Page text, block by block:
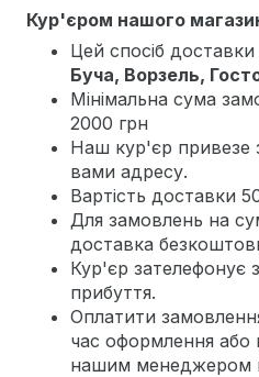
Кур'єром нашого
Цей спосіб
Буча, Ворзель,
Мінімальна сума
2000 грн
Наш кур'єр привезе
вами адресу.
Вартість доставки
Для замовлень на
доставка
Кур'єр зателефонує
прибуття.
Оплатити
час оформлення або
нашим менеджером